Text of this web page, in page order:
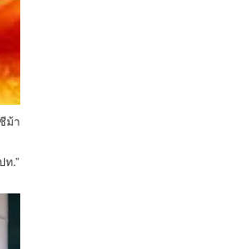
ม้า
ท.”